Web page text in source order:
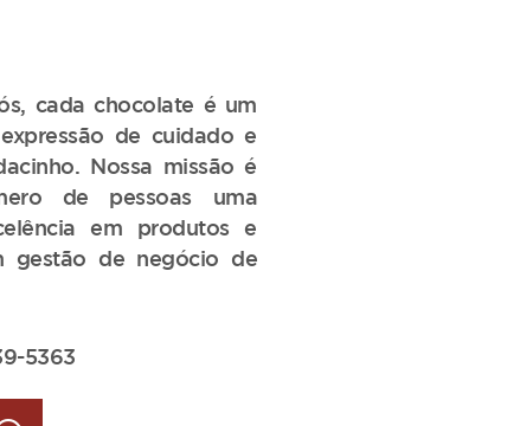
cada chocolate é um
de cuidado e
Nossa missão é
de pessoas uma
em produtos e
gestão de negócio de
5363